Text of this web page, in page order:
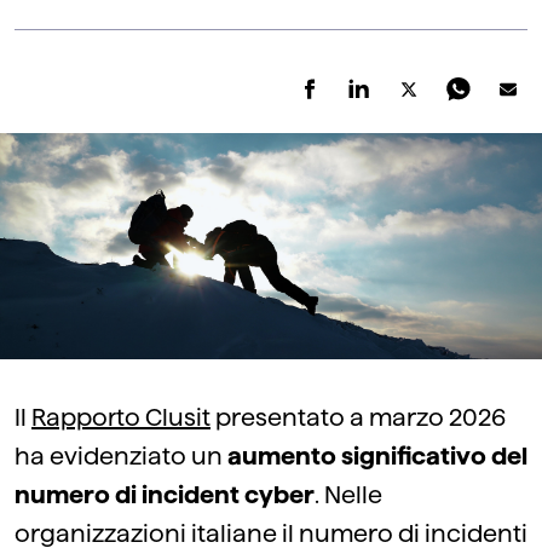
Il Rapporto Clusit presentato a marzo 2026
ha evidenziato un aumento significativo del
numero di incident cyber. Nelle
organizzazioni italiane il numero di incidenti